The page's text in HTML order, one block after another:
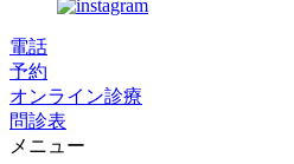
電話
予約
オンライン診療
問診表
メニュー